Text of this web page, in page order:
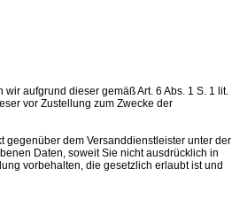
aufgrund dieser gemäß Art. 6 Abs. 1 S. 1 lit.
vor Zustellung zum Zwecke der
dem Versanddienstleister unter der
Daten, soweit Sie nicht ausdrücklich in
vorbehalten, die gesetzlich erlaubt ist und